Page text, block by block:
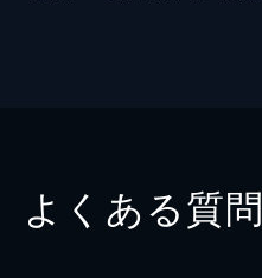
よくある質問